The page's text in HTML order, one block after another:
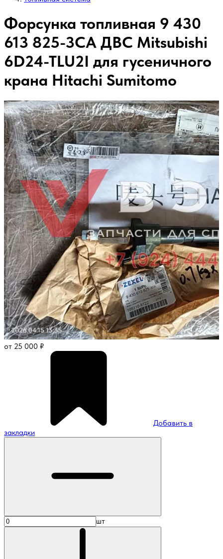
Форсунка топливная 9 430
613 825-3CA ДВС Mitsubishi
6D24-TLU2I для гусеничного
крана Hitachi Sumitomo
от 25 000 ₽
Добавить в
закладки
шт